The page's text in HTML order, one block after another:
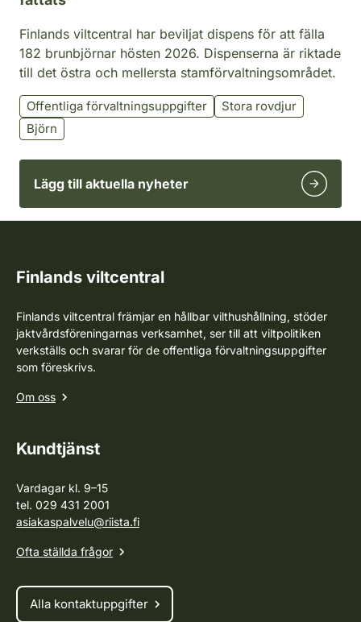
Finlands viltcentral har beviljat dispens för att fälla
182 brunbjörnar hösten 2026. Dispenserna är riktade
till det östra och mellersta stamförvaltningsområdet.
Offentliga förvaltningsuppgifter
Stora rovdjur
Björn
Lägg till aktuella nyheter
Finlands viltcentral
Finlands viltcentral främjar en hållbar vilthushållning, stöder
jaktvårdsföreningarnas verksamhet, ser till att viltpolitiken
verkställs och svarar för de offentliga förvaltningsuppgifter
som föreskrivs.
Om oss
Kundtjänst
Vardagar kl. 9–15
tel. 029 431 2001
asiakaspalvelu@riista.fi
Ofta ställda frågor
Alla kontaktuppgifter